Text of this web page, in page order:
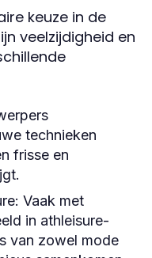
keuze in de
veelzijdigheid en
technieken
frisse en
Vaak met
in athleisure-
van zowel mode